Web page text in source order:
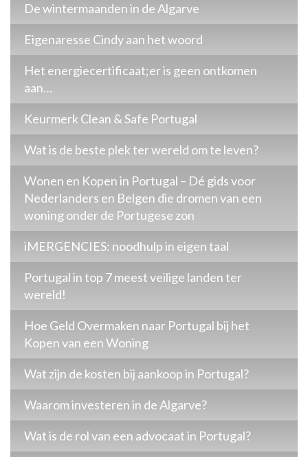
De wintermaanden in de Algarve
Eigenaresse Cindy aan het woord
Het energiecertificaat;er is geen ontkomen
aan…
Keurmerk Clean & Safe Portugal
Wat is de beste plek ter wereld om te leven?
Wonen en Kopen in Portugal – Dé gids voor
Nederlanders en Belgen die dromen van een
woning onder de Portugese zon
iMERGENCIES: noodhulp in eigen taal
Portugal in top 7 meest veilige landen ter
wereld!
Hoe Geld Overmaken naar Portugal bij het
Kopen van een Woning
Wat zijn de kosten bij aankoop in Portugal?
Waarom investeren in de Algarve?
Wat is de rol van een advocaat in Portugal?